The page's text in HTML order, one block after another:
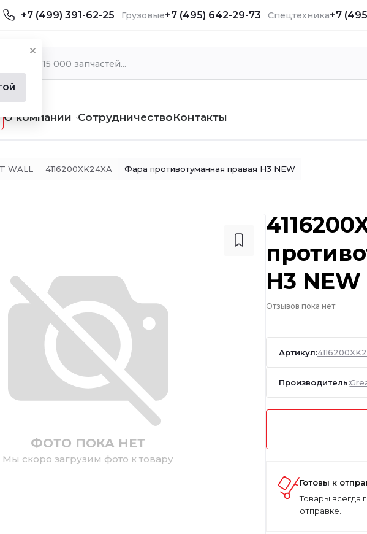
+7 (499) 391-62-25 Грузовые+7 (495) 642-29-73 Спецтехника+7
О компании СотрудничествоКонтакты
WALL 4116200XK24XA Фара противотуманная правая H3 NEW
ФОТО ПОКА НЕТ
Мы скоро загрузим фото к товару
H3 NEW
Отзывов пока нет
Артикул:
Производитель:
Готовы к
Товары всегда
отправке.